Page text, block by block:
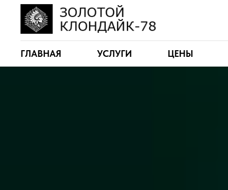
ГЛАВНАЯ УСЛУГИ ЦЕНЫ